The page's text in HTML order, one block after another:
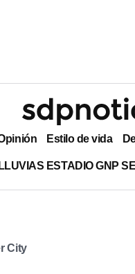
Estilo de vida
LLUVIAS ESTADIO GNP
City